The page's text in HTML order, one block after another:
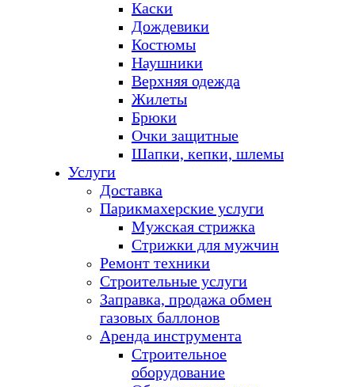
Каски
Дождевики
Костюмы
Наушники
Верхняя одежда
Жилеты
Брюки
Очки защитные
Шапки, кепки, шлемы
Услуги
Доставка
Парикмахерские услуги
Мужская стрижка
Стрижки для мужчин
Ремонт техники
Строительные услуги
Заправка, продажа обмен
газовых баллонов
Аренда инструмента
Строительное
оборудование